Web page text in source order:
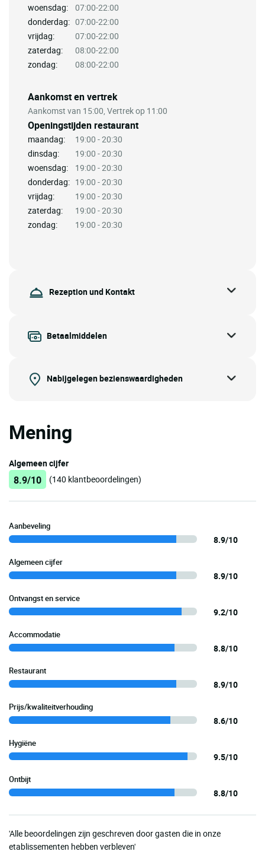
woensdag:
07:00-22:00
donderdag: 07:00-22:00
vrijdag:
07:00-22:00
zaterdag:
08:00-22:00
zondag:
08:00-22:00
Aankomst en vertrek
Aankomst van 15:00, Vertrek op 11:00
Openingstijden restaurant
maandag:
19:00 - 20:30
dinsdag:
19:00 - 20:30
woensdag:
19:00 - 20:30
donderdag: 19:00 - 20:30
vrijdag:
19:00 - 20:30
zaterdag:
19:00 - 20:30
zondag:
19:00 - 20:30
Rezeption und Kontakt
Betaalmiddelen
Nabijgelegen bezienswaardigheden
Mening
Algemeen cijfer
8.9/10 (140 klantbeoordelingen)
Aanbeveling
8.9/10
Algemeen cijfer
8.9/10
Ontvangst en service
9.2/10
Accommodatie
8.8/10
Restaurant
8.9/10
Prijs/kwaliteitverhouding
8.6/10
Hygiëne
9.5/10
Ontbijt
8.8/10
'Alle beoordelingen zijn geschreven door gasten die in onze
etablissementen hebben verbleven'